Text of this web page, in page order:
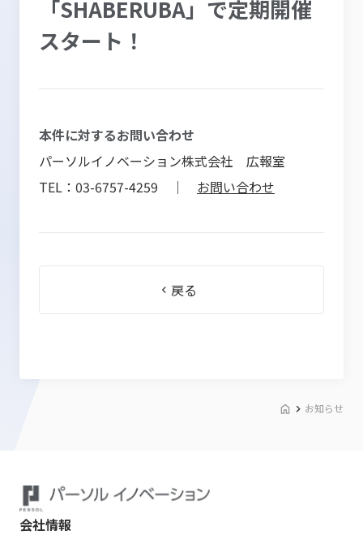
「SHABERUBA」で定期開催
スタート！
本件に対するお問い合わせ
パーソルイノベーション株式会社 広報室
TEL：03-6757-4259 ｜ お問い合わせ
戻る
お知らせ
会社情報